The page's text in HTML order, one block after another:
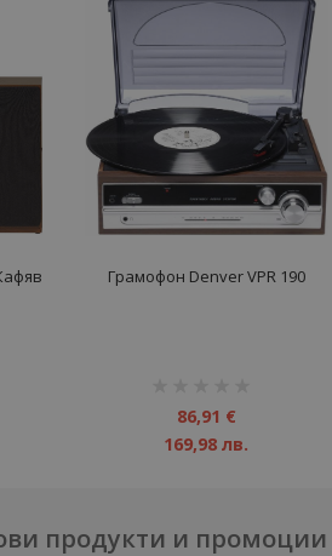
Грамофон Denver VPR 190
86,91 €
169,98 лв.
продукти и промоции